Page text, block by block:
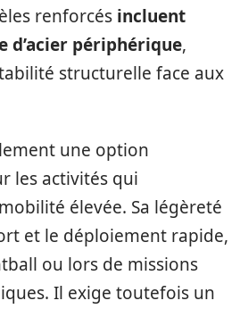
renforcés incluent
d’acier périphérique,
structurelle face aux
une option
les activités qui
élevée. Sa légèreté
et le déploiement rapide,
ou lors de missions
Il exige toutefois un